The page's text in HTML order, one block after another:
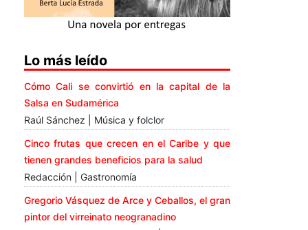
Lo más leído
Cómo Cali se convirtió en la capital de la
Salsa en Sudamérica
Raúl Sánchez | Música y folclor
Cinco frutas que crecen en el Caribe y que
tienen grandes beneficios para la salud
Redacción | Gastronomía
Gregorio Vásquez de Arce y Ceballos, el gran
pintor del virreinato neogranadino